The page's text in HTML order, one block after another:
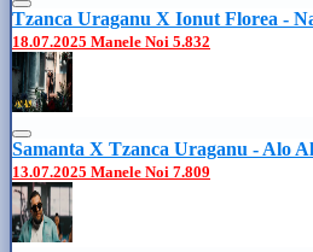
Tzanca Uraganu X Ionut Florea -
18.07.2025 Manele Noi 5.832
Samanta X Tzanca Uraganu - Alo
13.07.2025 Manele Noi 7.809